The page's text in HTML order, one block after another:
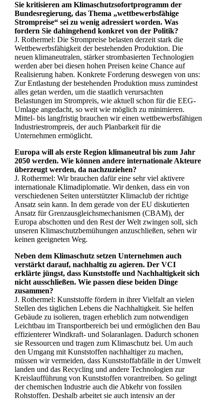
Sie kritisieren am Klimaschutzsofortprogramm der
Bundesregierung, das Thema „wettbewerbsfähige
Strompreise“ sei zu wenig adressiert worden. Was
fordern Sie dahingehend konkret von der Politik?
J. Rothermel: Die Strompreise belasten derzeit stark die
Wettbewerbsfähigkeit der bestehenden Produktion. Die
neuen klimaneutralen, stärker strombasierten Technologien
werden aber bei diesen hohen Preisen keine Chance auf
Realisierung haben. Konkrete Forderung deswegen von uns:
Zur Entlastung der bestehenden Produktion muss zumindest
alles getan werden, um die staatlich verursachten
Belastungen im Strompreis, wie aktuell schon für die EEG-
Umlage angedacht, so weit wie möglich zu minimieren.
Mittel- bis langfristig brauchen wir einen wettbewerbsfähigen
Industriestrompreis, der auch Planbarkeit für die
Unternehmen ermöglicht.
Europa will als erste Region klimaneutral bis zum Jahr
2050 werden. Wie können andere internationale Akteure
überzeugt werden, da nachzuziehen?
J. Rothermel: Wir brauchen dafür eine sehr viel aktivere
internationale Klimadiplomatie. Wir denken, dass ein von
verschiedenen Seiten unterstützter Klimaclub der richtige
Ansatz sein kann. In dem gerade von der EU diskutierten
Ansatz für Grenzausgleichsmechanismen (CBAM), der
Europa abschotten und den Rest der Welt zwingen soll, sich
unseren Klimaschutzbemühungen anzuschließen, sehen wir
keinen geeigneten Weg.
Neben dem Klimaschutz setzen Unternehmen auch
verstärkt darauf, nachhaltig zu agieren. Der VCI
erklärte jüngst, dass Kunststoffe und Nachhaltigkeit sich
nicht ausschließen. Wie passen diese beiden Dinge
zusammen?
J. Rothermel: Kunststoffe fördern in ihrer Vielfalt an vielen
Stellen des täglichen Lebens die Nachhaltigkeit. Sie helfen
Gebäude zu isolieren, tragen erheblich zum notwendigen
Leichtbau im Transportbereich bei und ermöglichen den Bau
effizienterer Windkraft- und Solaranlagen. Dadurch schonen
sie Ressourcen und tragen zum Klimaschutz bei. Um auch
den Umgang mit Kunststoffen nachhaltiger zu machen,
müssen wir vermeiden, dass Kunststoffabfälle in der Umwelt
landen und das Recycling und andere Technologien zur
Kreislaufführung von Kunststoffen vorantreiben. So gelingt
der chemischen Industrie auch die Abkehr von fossilen
Rohstoffen. Deshalb arbeitet sie auch intensiv an der